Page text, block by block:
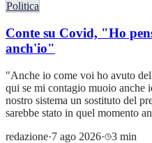
Politica
Conte su Covid, "Ho
anch'io"
"Anche io come voi ho avuto
qui se mi contagio muoio anche
nostro sistema un sostituto del
sarebbe stato in quel momento
redazione·7 ago 2026· 3 min